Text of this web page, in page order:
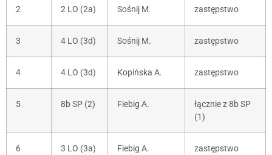
2 2 LO (2a) Sośnij M. zastępstwo
3 4 LO (3d) Sośnij M. zastępstwo
4 4 LO (3d) Kopińska A. zastępstwo
5 8b SP (2) Fiebig A.
łącznie z 8b SP
(1)
6 3 LO (3a) Fiebig A. zastępstwo